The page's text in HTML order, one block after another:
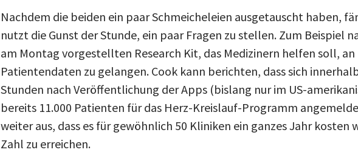
Nachdem die beiden ein paar Schmeicheleien ausgetauscht haben,
nutzt die Gunst der Stunde, ein paar Fragen zu stellen. Zum Beispiel
am Montag vorgestellten Research Kit, das Medizinern helfen soll, an
Patientendaten zu gelangen. Cook kann berichten, dass sich
Stunden nach Veröffentlichung der Apps (bislang nur im US-
bereits 11.000 Patienten für das Herz-Kreislauf-Programm
weiter aus, dass es für gewöhnlich 50 Kliniken ein ganzes Jahr kosten
Zahl zu erreichen.